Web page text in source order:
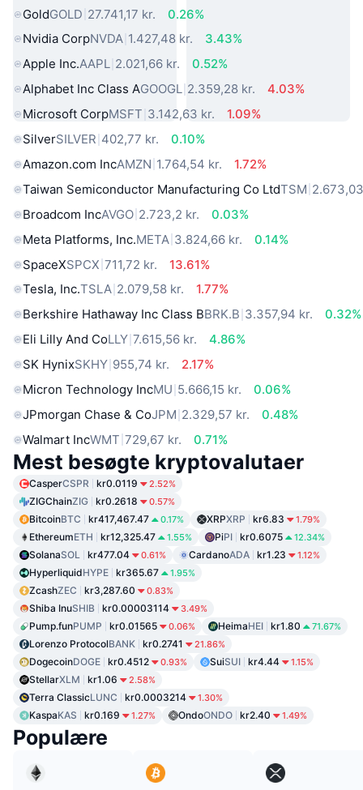
GoldGOLD 27.741,17 kr.
0.26%
Nvidia CorpNVDA 1.427,48 kr.
3.43%
Apple Inc.AAPL 2.021,66 kr.
0.52%
Alphabet Inc Class AGOOGL 2.359,28 kr.
4.03%
Microsoft CorpMSFT 3.142,63 kr.
1.09%
SilverSILVER 402,77 kr.
0.10%
Amazon.com IncAMZN 1.764,54 kr.
1.72%
Taiwan Semiconductor Manufacturing Co LtdTSM
Broadcom IncAVGO 2.723,2 kr.
0.03%
Meta Platforms, Inc.META 3.824,66 kr.
0.14%
SpaceXSPCX 711,72 kr.
13.61%
Tesla, Inc.TSLA 2.079,58 kr.
1.77%
Berkshire Hathaway Inc Class BBRK.B 3.357,94 kr.
0.32%
Eli Lilly And CoLLY 7.615,56 kr.
4.86%
SK HynixSKHY 955,74 kr.
2.17%
Micron Technology IncMU 5.666,15 kr.
0.06%
JPmorgan Chase & CoJPM 2.329,57 kr.
0.48%
Walmart IncWMT 729,67 kr. 0.71%
Mest besøgte kryptovalutaer
CasperCSPR kr0.0119 2.52%
ZIGChainZIG kr0.2618 0.57%
BitcoinBTC kr417,467.47 0.17% XRPXRP kr6.83 1.79%
EthereumETH kr12,325.47 1.55% PiPI kr0.6075 12.34%
SolanaSOL kr477.04 0.61% CardanoADA kr1.23 1.12%
HyperliquidHYPE kr365.67 1.95%
ZcashZEC kr3,287.60 0.83%
Shiba InuSHIB kr0.00003114 3.49%
Pump.funPUMP kr0.01565 0.06% HeimaHEI kr1.80 71.67%
Lorenzo ProtocolBANK kr0.2741 21.86%
DogecoinDOGE kr0.4512 0.93% SuiSUI kr4.44 1.15%
StellarXLM kr1.06 2.58%
Terra ClassicLUNC kr0.0003214 1.30%
KaspaKAS kr0.169 1.27% OndoONDO kr2.40 1.49%
Populære